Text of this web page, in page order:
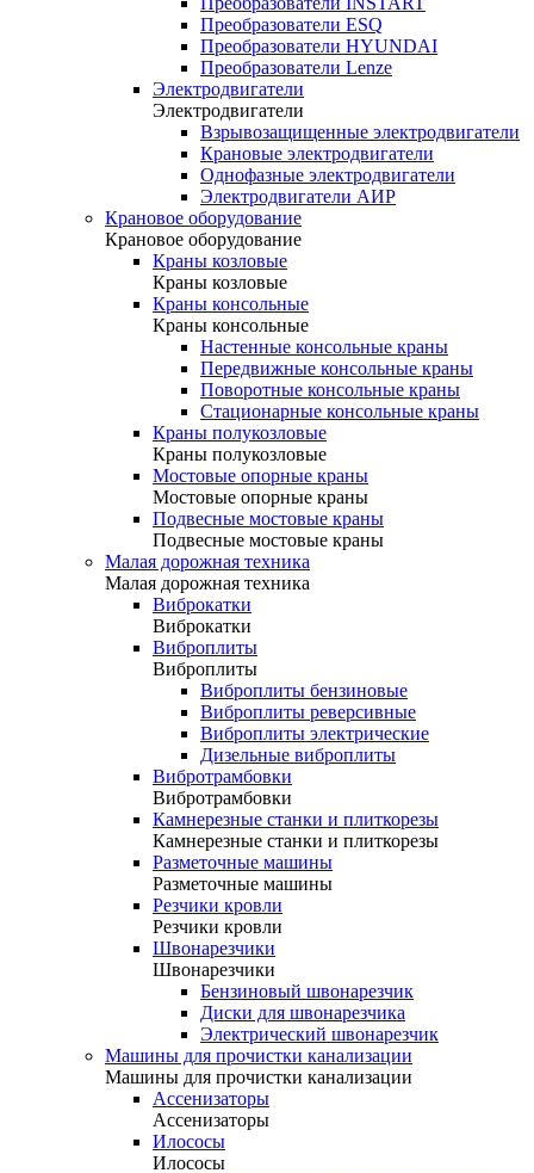
Преобразователи ESQ
Преобразователи HYUNDAI
Преобразователи Lenze
Электродвигатели
Электродвигатели
Взрывозащищенные электродвигатели
Крановые электродвигатели
Однофазные электродвигатели
Электродвигатели АИР
Крановое оборудование
Крановое оборудование
Краны козловые
Краны козловые
Краны консольные
Краны консольные
Настенные консольные краны
Передвижные консольные краны
Поворотные консольные краны
Стационарные консольные краны
Краны полукозловые
Краны полукозловые
Мостовые опорные краны
Мостовые опорные краны
Подвесные мостовые краны
Подвесные мостовые краны
Малая дорожная техника
Малая дорожная техника
Виброкатки
Виброкатки
Виброплиты
Виброплиты
Виброплиты бензиновые
Виброплиты реверсивные
Виброплиты электрические
Дизельные виброплиты
Вибротрамбовки
Вибротрамбовки
Камнерезные станки и плиткорезы
Камнерезные станки и плиткорезы
Разметочные машины
Разметочные машины
Резчики кровли
Резчики кровли
Швонарезчики
Швонарезчики
Бензиновый швонарезчик
Диски для швонарезчика
Электрический швонарезчик
Машины для прочистки канализации
Машины для прочистки канализации
Ассенизаторы
Ассенизаторы
Илососы
Илососы